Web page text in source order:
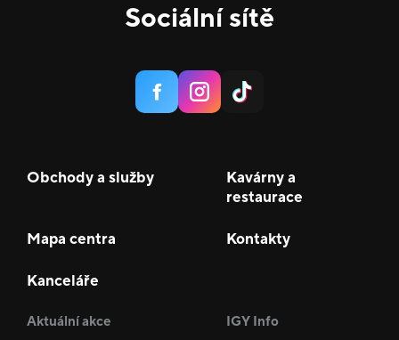
Sociální sítě
Obchody a služby
Kavárny a
restaurace
Mapa centra Kontakty
Kanceláře
Aktuální akce IGY Info